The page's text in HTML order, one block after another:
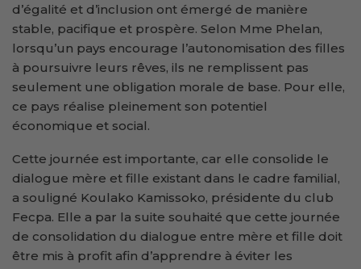
d’égalité et d’inclusion ont émergé de manière
stable, pacifique et prospère. Selon Mme Phelan,
lorsqu’un pays encourage l’autonomisation des filles
à poursuivre leurs rêves, ils ne remplissent pas
seulement une obligation morale de base. Pour elle,
ce pays réalise pleinement son potentiel
économique et social.
Cette journée est importante, car elle consolide le
dialogue mère et fille existant dans le cadre familial,
a souligné Koulako Kamissoko, présidente du club
Fecpa. Elle a par la suite souhaité que cette journée
de consolidation du dialogue entre mère et fille doit
être mis à profit afin d’apprendre à éviter les